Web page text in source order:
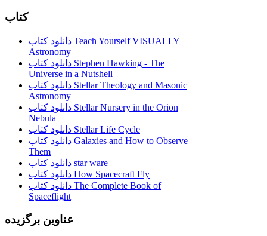
کتاب
دانلود کتاب Teach Yourself VISUALLY
Astronomy
دانلود کتاب Stephen Hawking - The
Universe in a Nutshell
دانلود کتاب Stellar Theology and Masonic
Astronomy
دانلود کتاب Stellar Nursery in the Orion
Nebula
دانلود کتاب Stellar Life Cycle
دانلود کتاب Galaxies and How to Observe
Them
دانلود کتاب star ware
دانلود کتاب How Spacecraft Fly
دانلود کتاب The Complete Book of
Spaceflight
عناوین برگزیده